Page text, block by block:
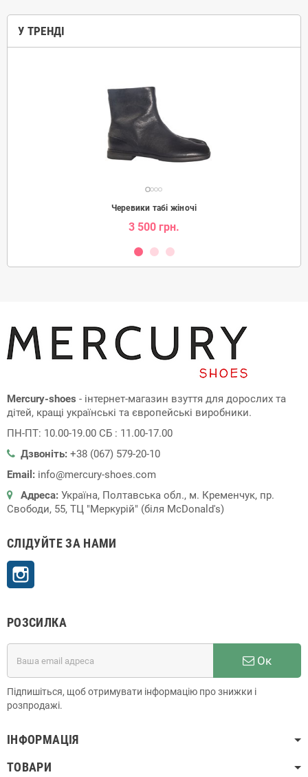
У ТРЕНДІ
Черевики табі жіночі
3 500 грн.
Mercury-shoes - інтернет-магазин взуття для дорослих та
дітей, кращі українські та європейські виробники.
ПН-ПТ: 10.00-19.00 СБ : 11.00-17.00
Дзвоніть: +38 (067) 579-20-10
Email: info@mercury-shoes.com
Адреса: Україна, Полтавська обл., м. Кременчук, пр.
Свободи, 55, ТЦ "Меркурій" (біля McDonald's)
СЛІДУЙТЕ ЗА НАМИ
РОЗСИЛКА
Ок
Підпишіться, щоб отримувати інформацію про знижки і
розпродажі.
ІНФОРМАЦІЯ
ТОВАРИ